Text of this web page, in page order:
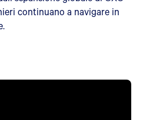
continuano a navigare in